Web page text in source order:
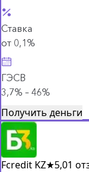
Ставка
от 0,1%
ГЭСВ
3,7% – 46%
Получить деньги
Fcredit KZ★5,01